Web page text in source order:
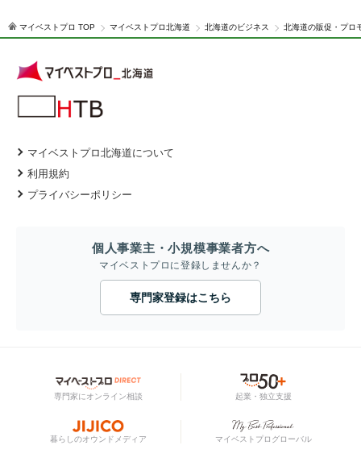
マイベストプロ TOP マイベストプロ北海道 北海道のビジネス 北海道の販促・プロ
マイベストプロ北海道について
利用規約
プライバシーポリシー
個人事業主・小規模事業者方へ
マイベストプロに登録しませんか？
専門家登録はこちら
専門家にオンライン相談 起業・独立支援
暮らしのオウンドメディア マイベストプログローバル